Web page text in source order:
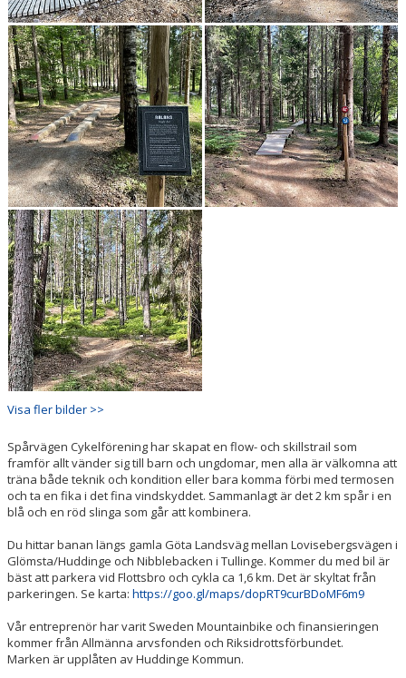
Visa fler bilder >>
Spårvägen Cykelförening har skapat en flow- och skillstrail som
framför allt vänder sig till barn och ungdomar, men alla är välkomna att
träna både teknik och kondition eller bara komma förbi med termosen
och ta en fika i det fina vindskyddet. Sammanlagt är det 2 km spår i en
blå och en röd slinga som går att kombinera.
Du hittar banan längs gamla Göta Landsväg mellan Lovisebergsvägen i
Glömsta/Huddinge och Nibblebacken i Tullinge. Kommer du med bil är
bäst att parkera vid Flottsbro och cykla ca 1,6 km. Det är skyltat från
parkeringen. Se karta: https://goo.gl/maps/dopRT9curBDoMF6m9
Vår entreprenör har varit Sweden Mountainbike och finansieringen
kommer från Allmänna arvsfonden och Riksidrottsförbundet.
Marken är upplåten av Huddinge Kommun.